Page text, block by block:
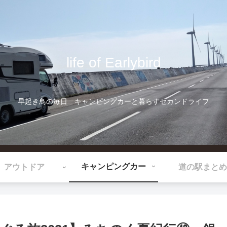
life of Earlybird
早起き鳥の毎日 キャンピングカーと暮らすセカンドライフ
アウトドア キャンピングカー 道の駅まとめ